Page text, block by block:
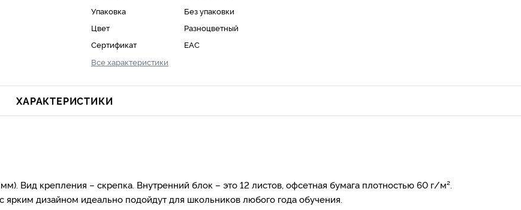
Упаковка
Без упаковки
Цвет
Разноцветный
Сертификат
ЕАС
Все характеристики
ХАРАКТЕРИСТИКИ
Вид крепления – скрепка. Внутренний блок – это 12 листов, офсетная бумага плотностью 60 г/м².
дизайном идеально подойдут для школьников любого года обучения.